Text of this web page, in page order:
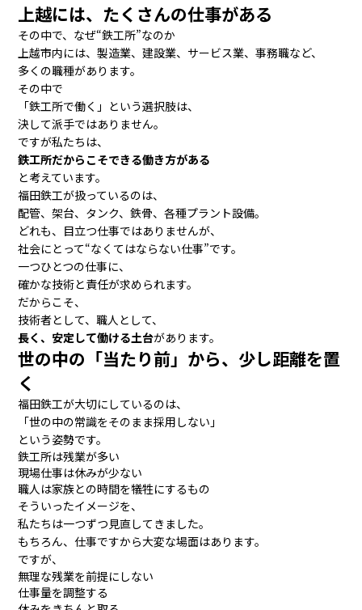
上越には、たくさんの仕事がある
その中で、なぜ“鉄工所”なのか
上越市内には、製造業、建設業、サービス業、事務職など、
多くの職種があります。
その中で
「鉄工所で働く」という選択肢は、
決して派手ではありません。
ですが私たちは、
鉄工所だからこそできる働き方がある
と考えています。
福田鉄工が扱っているのは、
配管、架台、タンク、鉄骨、各種プラント設備。
どれも、目立つ仕事ではありませんが、
社会にとって“なくてはならない仕事”です。
一つひとつの仕事に、
確かな技術と責任が求められます。
だからこそ、
技術者として、職人として、
長く、安定して働ける土台があります。
世の中の「当たり前」から、少し距離を置
く
福田鉄工が大切にしているのは、
「世の中の常識をそのまま採用しない」
という姿勢です。
鉄工所は残業が多い
現場仕事は休みが少ない
職人は家族との時間を犠牲にするもの
そういったイメージを、
私たちは一つずつ見直してきました。
もちろん、仕事ですから大変な場面はあります。
ですが、
無理な残業を前提にしない
仕事量を調整する